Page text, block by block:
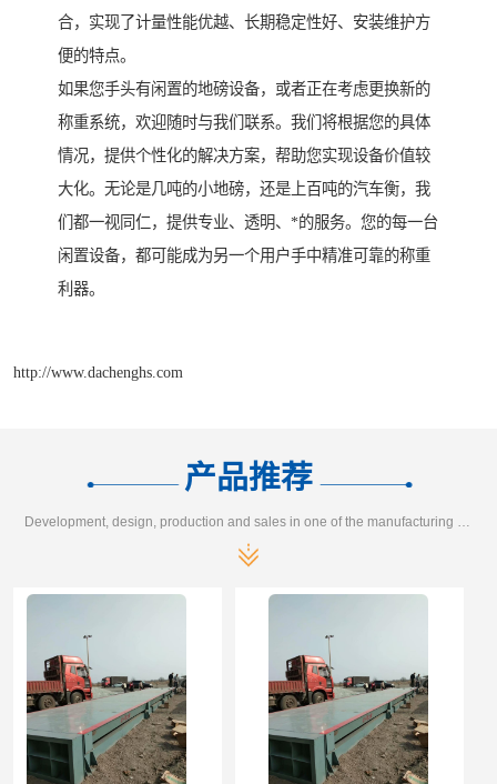
合，实现了计量性能优越、长期稳定性好、安装维护方
便的特点。
如果您手头有闲置的地磅设备，或者正在考虑更换新的
称重系统，欢迎随时与我们联系。我们将根据您的具体
情况，提供个性化的解决方案，帮助您实现设备价值较
大化。无论是几吨的小地磅，还是上百吨的汽车衡，我
们都一视同仁，提供专业、透明、*的服务。您的每一台
闲置设备，都可能成为另一个用户手中精准可靠的称重
利器。
http://www.dachenghs.com
产品推荐